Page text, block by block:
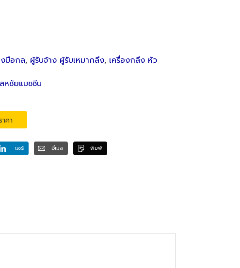
งมือกล, ผู้รับจ้าง ผู้รับเหมากลึง, เครื่องกลึง หัว
หชัยแมชชีน
คา
แชร์ อีเมล พิมพ์